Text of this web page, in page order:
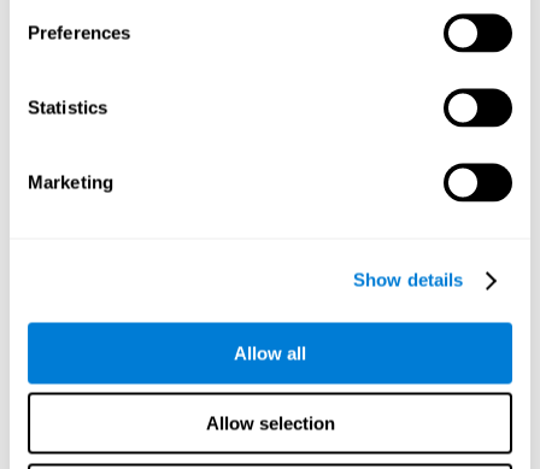
Preferences
Statistics
Marketing
Show details
Allow all
Allow selection
Mémoire Visuelle à Court Terme
visuelle à court terme est la capacité à retenir durant un
temps court une petite quantité d’information visuelle,
compréhension de ce que nous lisons, car nous ne
retiendrions pas le début des phrases.
travail est la capacité à retenir et manipuler l’information
nécessaire pour réaliser des tâches cognitives
complexes, comme la compréhension du langage,
mémoire de travail pourrait impliquer des difficultés pour